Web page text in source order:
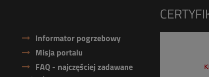
Informator pogrzebowy
Misja portalu
FAQ - najczęściej zadawane